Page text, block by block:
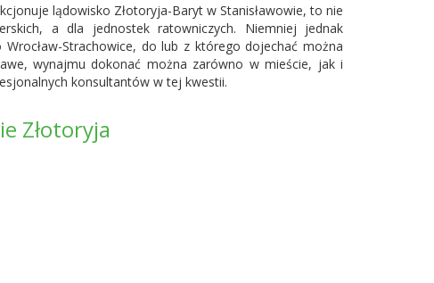
lądowisko Złotoryja-Baryt w Stanisławowie, to nie
a dla jednostek ratowniczych. Niemniej jednak
Wrocław-Strachowice, do lub z którego dojechać można
wynajmu dokonać można zarówno w mieście, jak i
konsultantów w tej kwestii.
Złotoryja